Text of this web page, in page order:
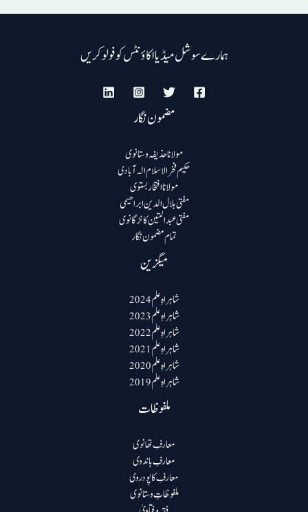
ہمارے سوشل میڈیا اکاؤنٹس کو فولو کریں
مضمون نگار
مولانا حذیفہ وستانوی
حکیم فخرالاسلام الہ آبادی
مولانا افتخار بستوی
مفتی ہلال الدین ابراھیمی
مفتی عبد المتین کانڑگانوی
تمام مضمون نگار
میگزین
شاہراہِ علم 2024
شاہراہِ علم 2023
شاہراہِ علم 2022
شاہراہِ علم 2021
شاہراہِ علم 2020
شاہراہِ علم 2019
ملفوظات
معارفِ تھانوی
معارفِ باندوی
معارفِ کاپودروی
ملفوظاتِ وستانوی